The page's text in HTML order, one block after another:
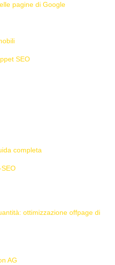
ottimizzazione offpage di
AG
pagine di Google
SEO
completa